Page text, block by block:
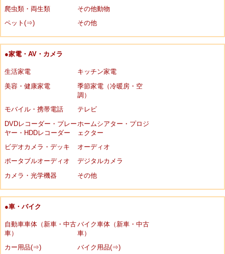
爬虫類・両生類
その他動物
ペット(⇒)
その他
●家電・AV・カメラ
生活家電
キッチン家電
美容・健康家電
季節家電（冷暖房・空
調）
モバイル・携帯電話
テレビ
DVDレコーダー・プレー
ヤー・HDDレコーダー
ホームシアター・プロジ
ェクター
ビデオカメラ・デッキ
オーディオ
ポータブルオーディオ
デジタルカメラ
カメラ・光学機器
その他
●車・バイク
自動車車体（新車・中古
車）
バイク車体（新車・中古
車）
カー用品(⇒)
バイク用品(⇒)